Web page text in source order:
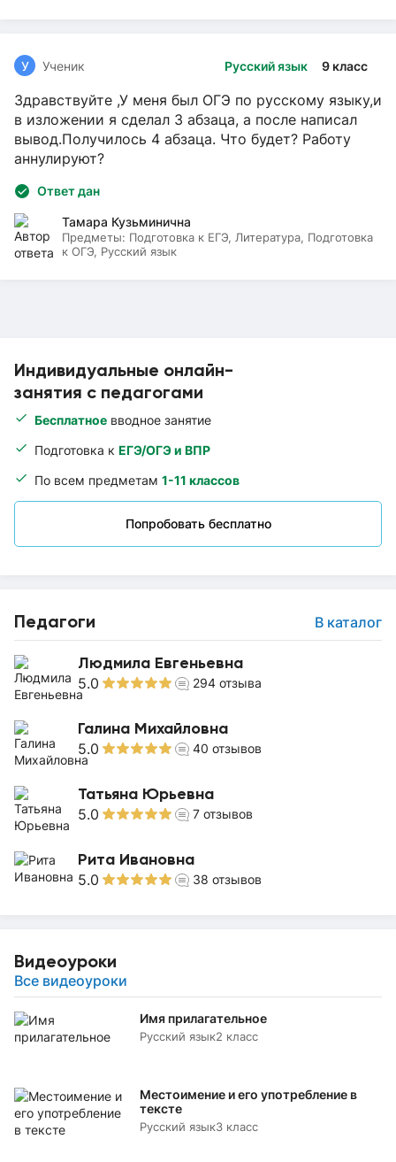
Индивидуальные онлайн-
занятия с педагогами
Бесплатное вводное занятие
Подготовка к ЕГЭ/ОГЭ и ВПР
По всем предметам 1-11 классов
Попробовать бесплатно
Педагоги В каталог
Людмила Евгеньевна
5.0 294 отзыва
Галина Михайловна
5.0 40 отзывов
Татьяна Юрьевна
5.0 7 отзывов
Рита Ивановна
5.0 38 отзывов
Видеоуроки
Все видеоуроки
Имя прилагательное
Русский язык2 класс
Местоимение и его употребление в
тексте
Русский язык3 класс
Русский язык 9 класс
У Ученик
Здравствуйте ,У меня был ОГЭ по русскому языку,и
в изложении я сделал 3 абзаца, а после написал
вывод.Получилось 4 абзаца. Что будет? Работу
аннулируют?
Ответ дан
Тамара Кузьминична
Предметы: Подготовка к ЕГЭ, Литература, Подготовка
к ОГЭ, Русский язык